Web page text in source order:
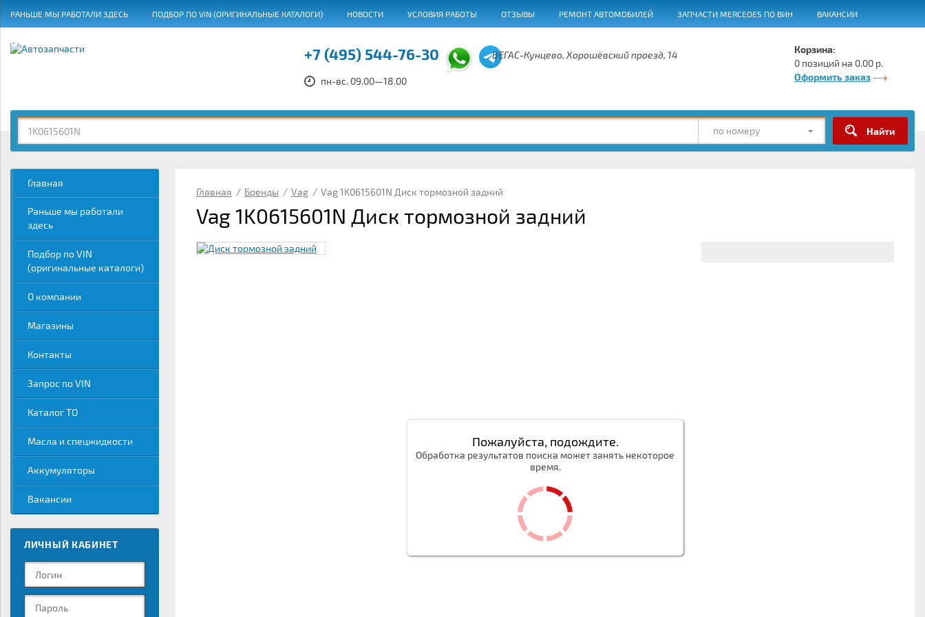
РАНЬШЕ МЫ РАБОТАЛИ ЗДЕСЬ ПОДБОР ПО VIN (ОРИГИНАЛЬНЫЕ КАТАЛОГИ) НОВОСТИ УСЛОВИЯ РАБОТЫ ОТЗЫВЫ РЕМОНТ АВТОМОБИЛЕЙ ЗАПЧАСТИ MERCEDES ПО ВИН ВАКАНСИИ
ГРАФИК РАБОТЫ
+7 (495) 544-76-30
пн-вс. 09.00—18.00
ВЕГАС-Кунцево, Хорошёвский проезд, 14
Корзина:
0 позиций на 0.00 р.
Оформить заказ
по номеру
Главная / Бренды / Vag / Vag 1K0615601N Диск тормозной задний
Vag 1K0615601N Диск тормозной задний
Пожалуйста, подождите.
Обработка результатов поиска может занять некоторое
время.
Главная
Раньше мы работали
здесь
Подбор по VIN
(оригинальные каталоги)
О компании
Магазины
Контакты
Запрос по VIN
Каталог ТО
Масла и спецжидкости
Аккумуляторы
Вакансии
ЛИЧНЫЙ КАБИНЕТ